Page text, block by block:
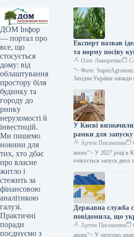
ДОМ Інфор
— портал про
все, що
стосується
дому: від
облаштування
простору біля
будинку та
городу до
ринку
нерухомості й
інвестицій.
Ми пишемо
новини для
тих, хто дбає
про власне
житло і
стежить за
фінансовою
аналітикою
галузі.
Практичні
поради
поєднуємо з
Експерт назвав
та норму посіву
силос для
України —
Олег Лимаренко
“> Фото:
Західна Україна завжди
вважалася зоною
зволоження,
У Києві визначили
рамки для
станцій
напрямку
повідомив Мінфін.
Артем Письменна
anons”> У 2027 році в
очікується запуск двох
ще однієї. Ці наміри
у проєкті Програми
економічного
Державна служба
повідомила, що
економіка
зростання у
Артем Письменна
anons”> У другому